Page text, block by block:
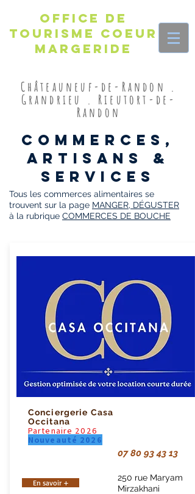
Office de
Tourisme Coeur
Margeride
Châteauneuf-de-Randon .
Grandrieu . Rieutort-de-
Randon
commerces,
artisans &
services
Tous les commerces alimentaires se
trouvent sur la page MANGER, DÉGUSTER
à la rubrique COMMERCES DE BOUCHE
Conciergerie Casa
Occitana
Partenaire 2026
Nouveauté 2026
07 80 93 43 13
En savoir +
250 rue Maryam
Mirzakhani